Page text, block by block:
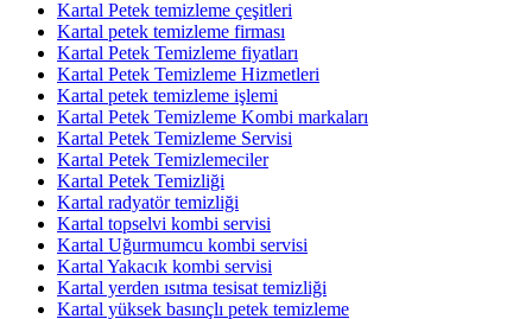
Kartal Petek temizleme çeşitleri
Kartal petek temizleme firması
Kartal Petek Temizleme fiyatları
Kartal Petek Temizleme Hizmetleri
Kartal petek temizleme işlemi
Kartal Petek Temizleme Kombi markaları
Kartal Petek Temizleme Servisi
Kartal Petek Temizlemeciler
Kartal Petek Temizliği
Kartal radyatör temizliği
Kartal topselvi kombi servisi
Kartal Uğurmumcu kombi servisi
Kartal Yakacık kombi servisi
Kartal yerden ısıtma tesisat temizliği
Kartal yüksek basınçlı petek temizleme